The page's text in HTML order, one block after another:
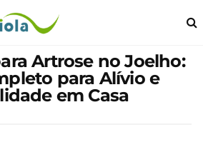
Artrose no Joelho:
para Alívio e
em Casa